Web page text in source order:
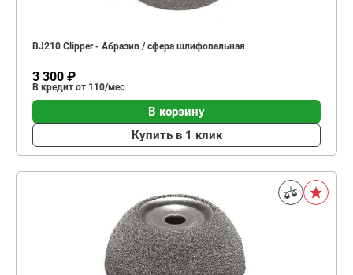
BJ210 Clipper - Абразив / сфера шлифовальная
3 300 ₽
В кредит от 110/мес
В корзину
Купить в 1 клик